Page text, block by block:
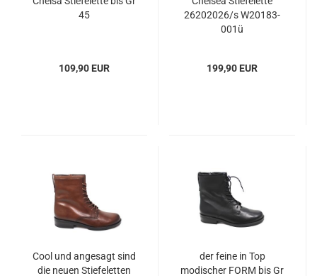
45
109,90 EUR
26202026/s W20183-
001ü
199,90 EUR
Cool und angesagt sind
die neuen Stiefeletten
der feine in Top
modischer FORM bis Gr